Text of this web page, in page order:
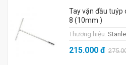
Tay vặn đầu tuýp
8 (10mm )
Thương hiệu:
215.000đ